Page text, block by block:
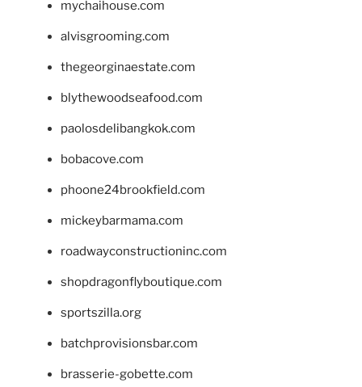
mychaihouse.com
alvisgrooming.com
thegeorginaestate.com
blythewoodseafood.com
paolosdelibangkok.com
bobacove.com
phoone24brookfield.com
mickeybarmama.com
roadwayconstructioninc.com
shopdragonflyboutique.com
sportszilla.org
batchprovisionsbar.com
brasserie-gobette.com